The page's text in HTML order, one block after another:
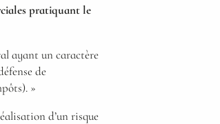
pratiquant le
ayant un caractère
de
»
d’un risque